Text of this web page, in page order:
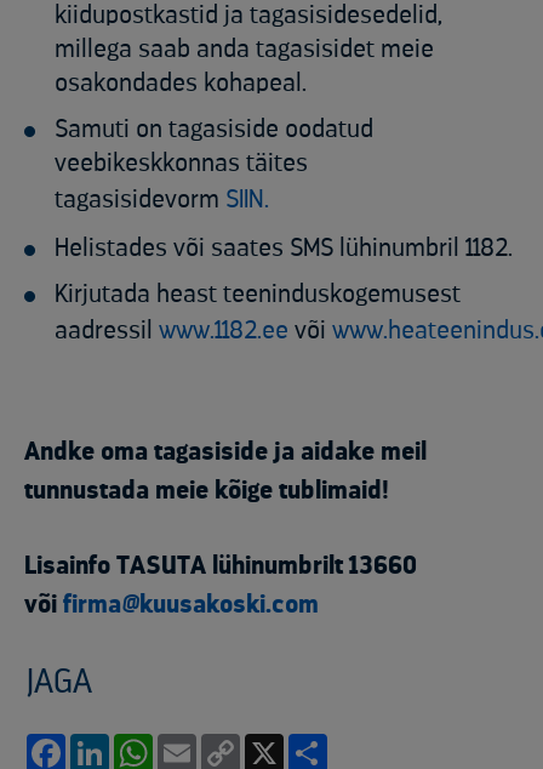
kiidupostkastid ja tagasisidesedelid,
millega saab anda tagasisidet meie
osakondades kohapeal.
Samuti on tagasiside oodatud
veebikeskkonnas täites
tagasisidevorm SIIN.
Helistades või saates SMS lühinumbril 1182.
Kirjutada heast teeninduskogemusest
aadressil www.1182.ee või
Andke oma tagasiside ja aidake meil
tunnustada meie kõige tublimaid!
Lisainfo TASUTA lühinumbrilt 13660
või firma@kuusakoski.com
JAGA
FacebookLinkedInWhatsApp
Email
Copy